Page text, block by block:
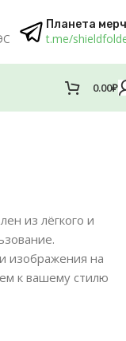
Планета
t.me/
0.00₽
из лёгкого и
изображения на
к вашему стилю